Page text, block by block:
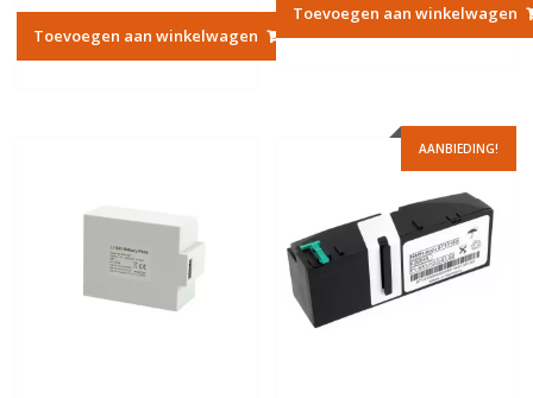
Toevoegen aan winkelwagen
Toevoegen aan winkelwagen
AANBIEDING!